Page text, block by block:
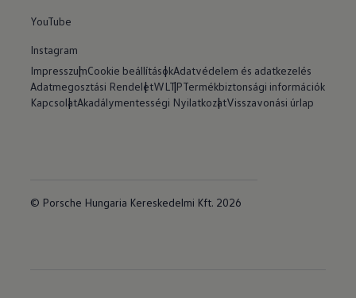
YouTube
Instagram
ImpresszumCookie beállításokAdatvédelem és adatkezelés
Adatmegosztási RendeletWLTPTermékbiztonsági információk
KapcsolatAkadálymentességi NyilatkozatVisszavonási úrlap
© Porsche Hungaria Kereskedelmi Kft. 2026